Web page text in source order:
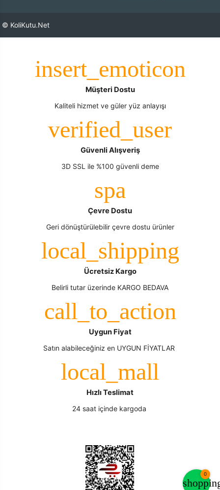
0
© KoliKutu.Net
Müşteri Dostu
Kaliteli hizmet ve güler yüz anlayışı
Güvenli Alışveriş
3D SSL ile %100 güvenli deme
Çevre Dostu
Geri dönüştürülebilir çevre dostu ürünler
Ücretsiz Kargo
Belirli tutar üzerinde KARGO BEDAVA
Uygun Fiyat
Satın alabileceğiniz en UYGUN FİYATLAR
Hızlı Teslimat
24 saat içinde kargoda